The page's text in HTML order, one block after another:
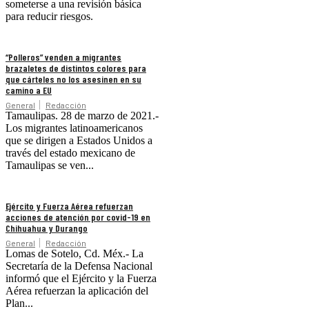
someterse a una revisión básica
para reducir riesgos.
“Polleros” venden a migrantes
brazaletes de distintos colores para
que cárteles no los asesinen en su
camino a EU
General Redacción
Tamaulipas. 28 de marzo de 2021.-
Los migrantes latinoamericanos
que se dirigen a Estados Unidos a
través del estado mexicano de
Tamaulipas se ven...
Ejército y Fuerza Aérea refuerzan
acciones de atención por covid-19 en
Chihuahua y Durango
General Redacción
Lomas de Sotelo, Cd. Méx.- La
Secretaría de la Defensa Nacional
informó que el Ejército y la Fuerza
Aérea refuerzan la aplicación del
Plan...